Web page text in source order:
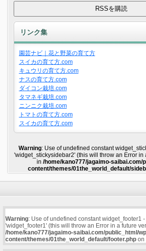
リンク集
園芸ナビ｜花と野菜の育て方
スイカの育て方.com
キュウリの育て方.com
ナスの育て方.com
ダイコン栽培.com
タマネギ栽培.com
ニンニク栽培.com
トマトの育て方.com
スイカの育て方.com
Warning: Use of undefined constant
'widget_stickysidebar2' (this will throw an Error in
in /home/kano777/jagaimo-saibai.com/
content/themes/01the_world_default/
Warning: Use of undefined constant widget_footer1
'widget_footer1' (this will throw an Error in a future
/home/kano777/jagaimo-saibai.com/public_html/
content/themes/01the_world_default/footer.phpon